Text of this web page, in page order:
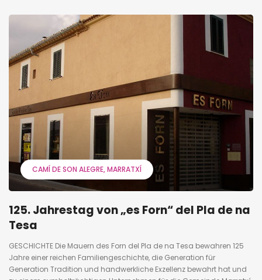
CAMÍ DE SON ALEGRE MARRATXÍ
125. Jahrestag von „es Forn“ del Pla de na
Tesa
GESCHICHTE Die Mauern des Forn del Pla de na Tesa bewahren 125
Jahre einer reichen Familiengeschichte, die Generation für
Generation Tradition und handwerkliche Exzellenz bewahrt hat und